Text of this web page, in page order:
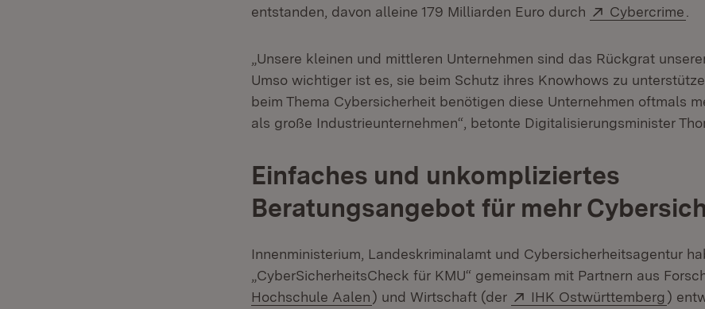
entstanden, davon alleine 179 Milliarden Euro durch
Extern:
Cybercrime
„Unsere kleinen und mittleren Unternehmen sind das Rückgrat
Umso wichtiger ist es, sie beim Schutz ihres Knowhows zu
beim Thema Cybersicherheit benötigen diese Unternehmen oftmals
als große Industrieunternehmen“, betonte Digitalisierungsminister
Einfaches und unkompliziertes
Beratungsangebot für mehr
Innenministerium, Landeskriminalamt und Cybersicherheitsagentur
„CyberSicherheitsCheck für KMU“ gemeinsam mit Partnern aus
Hochschule Aalen(Öffnet in neuem Fenster)
) und Wirtschaft (der Extern:
IHK Ostwürttemberg)